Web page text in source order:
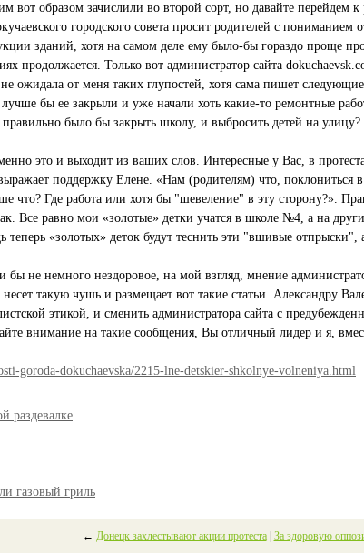
вот образом зачислили во второй сорт, но давайте перейдем
городского совета просит родителей с
зданий, хотя на самом деле ему было-бы гораздо проще
продолжается. Только вот администратор сайта
ожидала от меня таких глупостей, хотя сама пишет
бы ее закрыли и уже начали хоть какие-то ремонтные
было бы закрыть школу, и выбросить детей на
это и выходит из ваших слов. Интересные у Вас, в
поддержку Елене. «Нам (родителям) что,
что? Где работа или хотя бы "шевеление" в эту сторону?».
Все равно мои «золотые» детки учатся в школе №4, а на
«золотых» деток будут теснить эти "вшивые
не немного нездоровое, на мой взгляд, мнение
такую чушь и размещает вот такие статьи. Александру
этикой, и сменить администратора сайта с
внимание на такие сообщения, Вы отличный лидер и я,
goroda-dokuchaevska/2215-lne-detskier-shkolnye-volneniya.html
раздевалке
газовый гриль
← Донецк захлестывают акции протеста| За здоровую